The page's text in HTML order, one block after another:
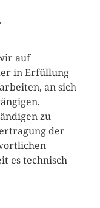
auf
in Erfüllung
an sich
zu
der
es technisch